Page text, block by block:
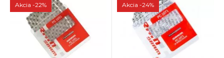
Akcia -22% Akcia -24%